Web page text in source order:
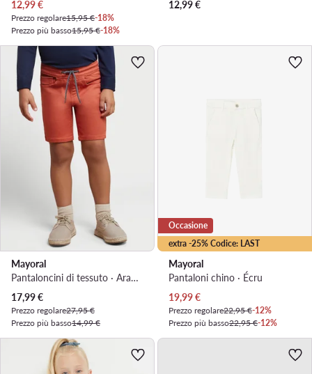
Prezzo attuale
12,99€
Prezzo regolare15,95 €-18%
Prezzo più basso15,95 €-18%
12,99€
Mayoral
Pantaloncini di tessuto · Arancione
Prezzo attuale
17,99€
Prezzo regolare27,95 €
Prezzo più basso14,99 €
extra -25% Codice: LAST
Occasione
Mayoral
Pantaloni chino · Écru
Prezzo attuale
19,99€
Prezzo regolare22,95 €-12%
Prezzo più basso22,95 €-12%